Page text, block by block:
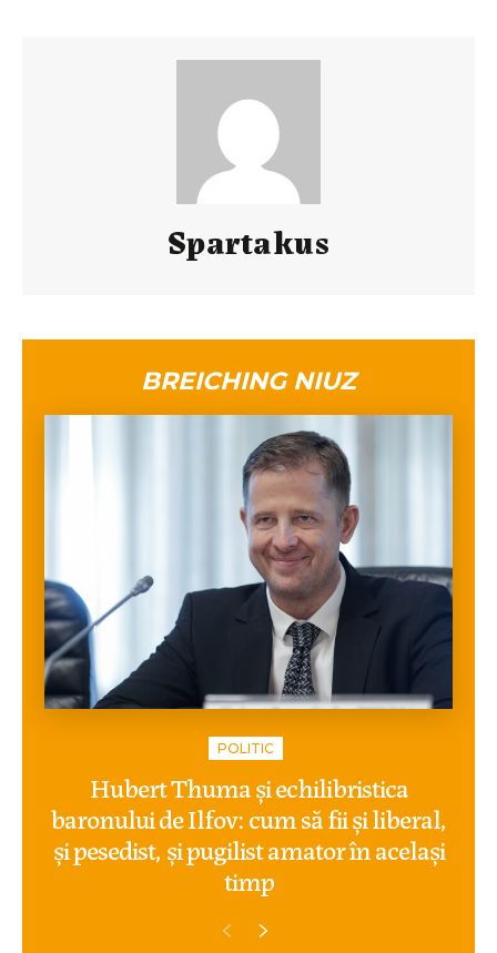
Spartakus
BREICHING NIUZ
POLITIC
Hubert Thuma și echilibristica
baronului de Ilfov: cum să fii și liberal,
și pesedist, și pugilist amator în același
timp